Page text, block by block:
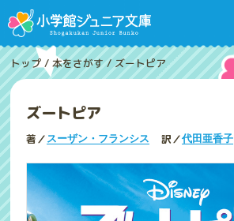
トップ /本をさがす /ズートピア
ズートピア
著／ スーザン・フランシス 訳／代田亜香子